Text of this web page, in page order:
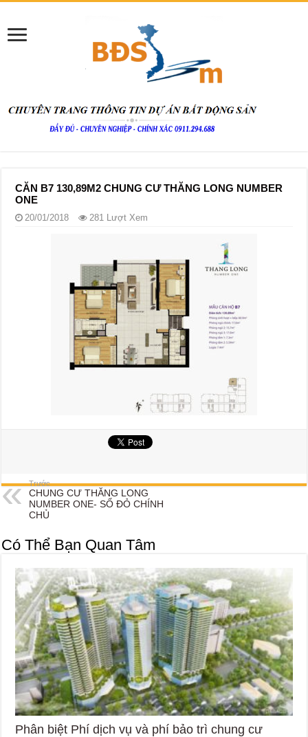
CĂN B7 130,89M2 CHUNG CƯ THĂNG LONG NUMBER
ONE
20/01/2018 281 Lượt Xem
Trước
CHUNG CƯ THĂNG LONG
NUMBER ONE- SỔ ĐỎ CHÍNH
CHỦ
Có Thể Bạn Quan Tâm
Phân biệt Phí dịch vụ và phí bảo trì chung cư